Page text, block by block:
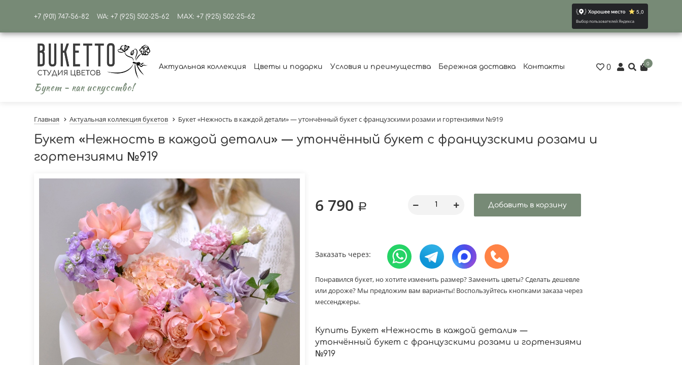
+7 (901) 747-56-82 WA: +7 (925) 502-25-62 MAX: +7 (925) 502-25-62
Букет - как искусство!
Актуальная коллекция Цветы и подарки Условия и преимущества Бережная доставка Контакты 0 0
Главная Актуальная коллекция букетов Букет «Нежность в каждой детали» — утончённый букет с французскими розами и гортензиями №919
Букет «Нежность в каждой детали» — утончённый букет с французскими розами и
гортензиями №919
6 790
Заказать через:
Понравился букет, но хотите изменить размер? Заменить цветы? Сделать дешевле
или дороже? Мы предложим вам варианты! Воспользуйтесь кнопками заказа через
мессенджеры.
Купить Букет «Нежность в каждой детали» —
утончённый букет с французскими розами и гортензиями
№919